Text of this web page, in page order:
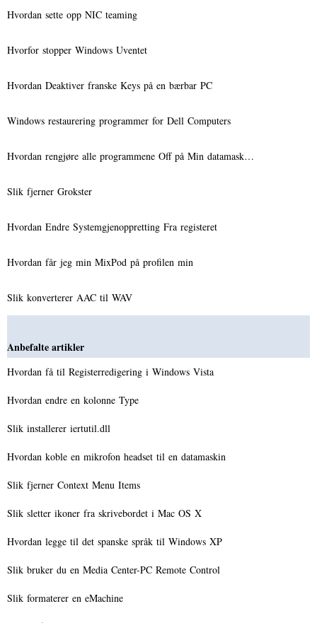
Hvordan sette opp NIC teaming
Hvorfor stopper Windows Uventet
Hvordan Deaktiver franske Keys på en bærbar PC
Windows restaurering programmer for Dell Computers
Hvordan rengjøre alle programmene Off på Min datamask…
Slik fjerner Grokster
Hvordan Endre Systemgjenoppretting Fra registeret
Hvordan får jeg min MixPod på profilen min
Slik konverterer AAC til WAV
Anbefalte artikler
Hvordan få til Registerredigering i Windows Vista
Hvordan endre en kolonne Type
Slik installerer iertutil.dll
Hvordan koble en mikrofon headset til en datamaskin
Slik fjerner Context Menu Items
Slik sletter ikoner fra skrivebordet i Mac OS X
Hvordan legge til det spanske språk til Windows XP
Slik bruker du en Media Center-PC Remote Control
Slik formaterer en eMachine